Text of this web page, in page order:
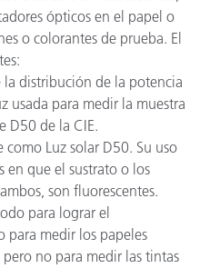
ópticos en el papel o
o colorantes de prueba. El
la distribución de la potencia
usada para medir la muestra
D50 de la CIE.
Luz solar D50. Su uso
en que el sustrato o los
son fluorescentes.
para lograr el
medir los papeles
no para medir las tintas